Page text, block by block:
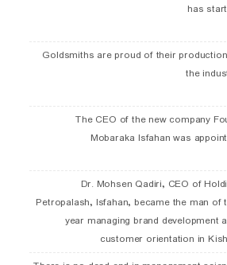
has
Goldsmiths are proud of their
the
The CEO of the new company
Mobaraka Isfahan was
Dr. Mohsen Qadiri, CEO of
Petropalash, Isfahan, became the man of
year managing brand development
customer orientation in